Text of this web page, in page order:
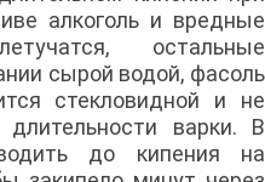
алкоголь и вредные
остальные
сырой водой, фасоль
стекловидной и не
варки. В
до кипения на